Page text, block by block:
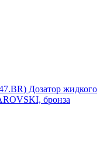
Дозатор жидкого
бронза